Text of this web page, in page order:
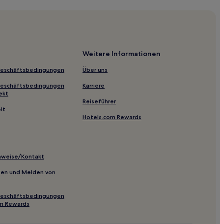
Site
Center
Kontakt
und Melden von
Rewards
Weitere Informationen
Über uns
Karriere
Reiseführer
Hotels.com Rewards